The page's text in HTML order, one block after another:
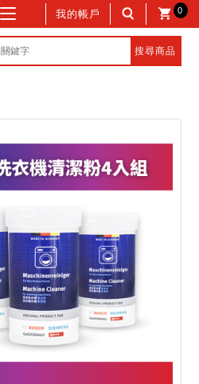
我的帳戶 0